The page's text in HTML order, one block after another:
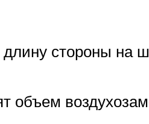
стороны на
объем